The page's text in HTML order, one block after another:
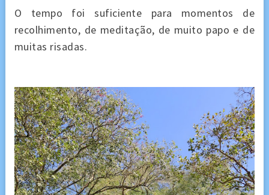
O tempo foi suficiente para momentos de
recolhimento, de meditação, de muito papo e de
muitas risadas.